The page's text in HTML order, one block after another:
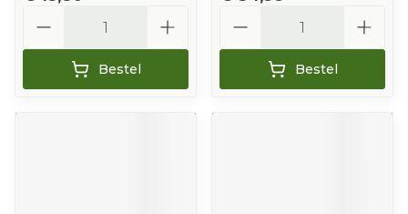
Bestel Bestel